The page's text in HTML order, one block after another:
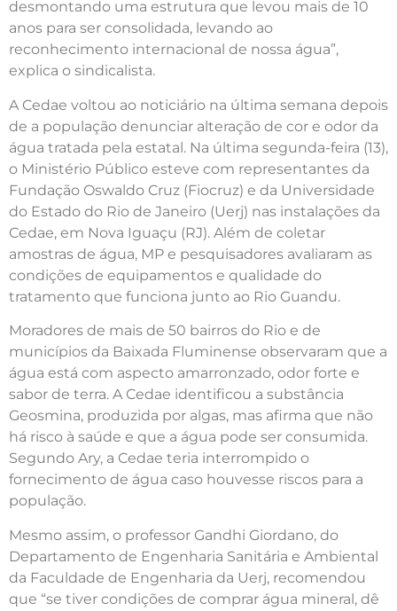
desmontando uma estrutura que levou mais de 10
anos para ser consolidada, levando ao
reconhecimento internacional de nossa água”,
explica o sindicalista.
A Cedae voltou ao noticiário na última semana depois
de a população denunciar alteração de cor e odor da
água tratada pela estatal. Na última segunda-feira (13),
o Ministério Público esteve com representantes da
Fundação Oswaldo Cruz (Fiocruz) e da Universidade
do Estado do Rio de Janeiro (Uerj) nas instalações da
Cedae, em Nova Iguaçu (RJ). Além de coletar
amostras de água, MP e pesquisadores avaliaram as
condições de equipamentos e qualidade do
tratamento que funciona junto ao Rio Guandu.
Moradores de mais de 50 bairros do Rio e de
municípios da Baixada Fluminense observaram que a
água está com aspecto amarronzado, odor forte e
sabor de terra. A Cedae identificou a substância
Geosmina, produzida por algas, mas afirma que não
há risco à saúde e que a água pode ser consumida.
Segundo Ary, a Cedae teria interrompido o
fornecimento de água caso houvesse riscos para a
população.
Mesmo assim, o professor Gandhi Giordano, do
Departamento de Engenharia Sanitária e Ambiental
da Faculdade de Engenharia da Uerj, recomendou
que “se tiver condições de comprar água mineral, dê